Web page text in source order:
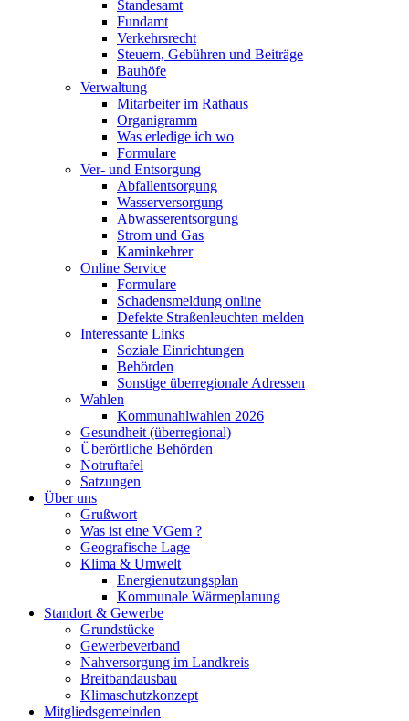
Standesamt
Fundamt
Verkehrsrecht
Steuern, Gebühren und Beiträge
Bauhöfe
Verwaltung
Mitarbeiter im Rathaus
Organigramm
Was erledige ich wo
Formulare
Ver- und Entsorgung
Abfallentsorgung
Wasserversorgung
Abwasserentsorgung
Strom und Gas
Kaminkehrer
Online Service
Formulare
Schadensmeldung online
Defekte Straßenleuchten melden
Interessante Links
Soziale Einrichtungen
Behörden
Sonstige überregionale Adressen
Wahlen
Kommunahlwahlen 2026
Gesundheit (überregional)
Überörtliche Behörden
Notruftafel
Satzungen
Über uns
Grußwort
Was ist eine VGem ?
Geografische Lage
Klima & Umwelt
Energienutzungsplan
Kommunale Wärmeplanung
Standort & Gewerbe
Grundstücke
Gewerbeverband
Nahversorgung im Landkreis
Breitbandausbau
Klimaschutzkonzept
Mitgliedsgemeinden